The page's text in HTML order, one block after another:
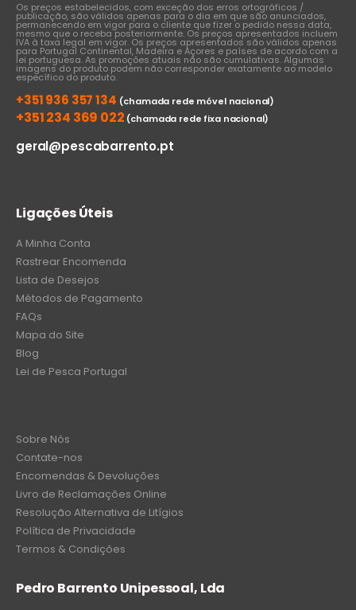
Os preços estabelecidos, com exceção dos erros ortográficos /
publicação, são válidos apenas para o dia em que são anunciados,
permanecendo em vigor para o cliente que fizer o pedido nessa data,
mesmo que o receba posteriormente. Os preços apresentados incluem
IVA à taxa legal em vigor. Os preços apresentados são válidos apenas
para Portugal Continental, Madeira e Açores e países de acordo com a
lei portuguesa. As promoções atuais não são cumulativas. Algumas
imagens do produto podem não corresponder exatamente ao modelo
específico do produto.
+351 936 357 134 (chamada rede móvel nacional)
+351 234 369 022 (chamada rede fixa nacional)
geral@pescabarrento.pt
Ligações Úteis
A Minha Conta
Rastrear Encomenda
Lista de Desejos
Métodos de Pagamento
FAQs
Mapa do Site
Blog
Lei de Pesca Portugal
Sobre Nós
Contate-nos
Encomendas & Devoluções
Livro de Reclamações Online
Resolução Alternativa de Litígios
Política de Privacidade
Termos & Condições
Pedro Barrento Unipessoal, Lda